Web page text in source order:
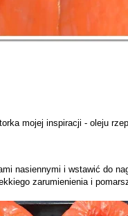
mojej inspiracji - oleju
nasiennymi i wstawić do
zarumienienia i